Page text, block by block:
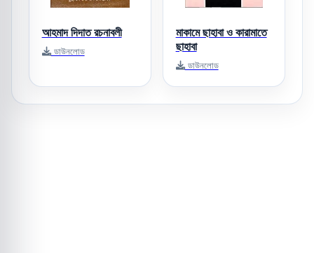
আহমাদ দিদাত রচনাবলী
ডাউনলোড
মাকামে ছাহাবা ও কারামাতে
ছাহাবা
ডাউনলোড